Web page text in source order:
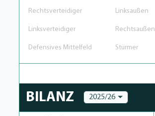
Rechtsverteidiger Linksaußen
Linksverteidiger Rechtsaußen
Defensives Mittelfeld Stürmer
BILANZ 2025/26